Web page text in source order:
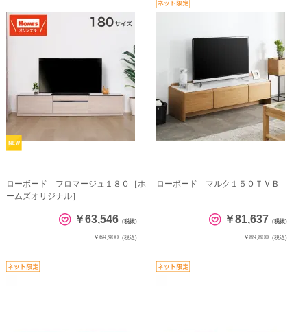
ローボード フロマージュ１８０［ホ
ームズオリジナル］
￥63,546 (税抜)
￥69,900 (税込)
ローボード マルク１５０ＴＶＢ
￥81,637 (税抜)
￥89,800 (税込)